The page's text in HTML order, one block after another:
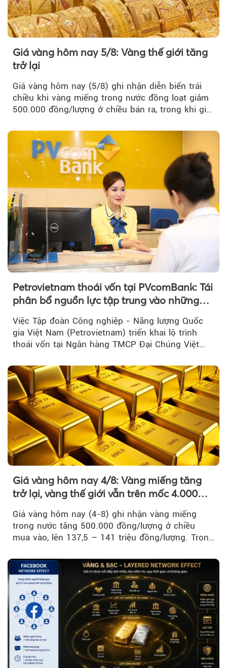
Giá vàng hôm nay 5/8: Vàng thế giới tăng
trở lại
Giá vàng hôm nay (5/8) ghi nhận diễn biến trái
chiều khi vàng miếng trong nước đồng loạt giảm
500.000 đồng/lượng ở chiều bán ra, trong khi giá
thương hiệu.
Petrovietnam thoái vốn tại PVcomBank: Tái
phân bổ nguồn lực tập trung vào những
Việc Tập đoàn Công nghiệp - Năng lượng Quốc
gia Việt Nam (Petrovietnam) triển khai lộ trình
thoái vốn tại Ngân hàng TMCP Đại Chúng Việt
Giá vàng hôm nay 4/8: Vàng miếng tăng
trở lại, vàng thế giới vẫn trên mốc 4.000
Giá vàng hôm nay (4-8) ghi nhận vàng miếng
trong nước tăng 500.000 đồng/lượng ở chiều
mua vào, lên 137,5 – 141 triệu đồng/lượng. Trong
trì trên ngưỡng 4.000 USD/ounce.